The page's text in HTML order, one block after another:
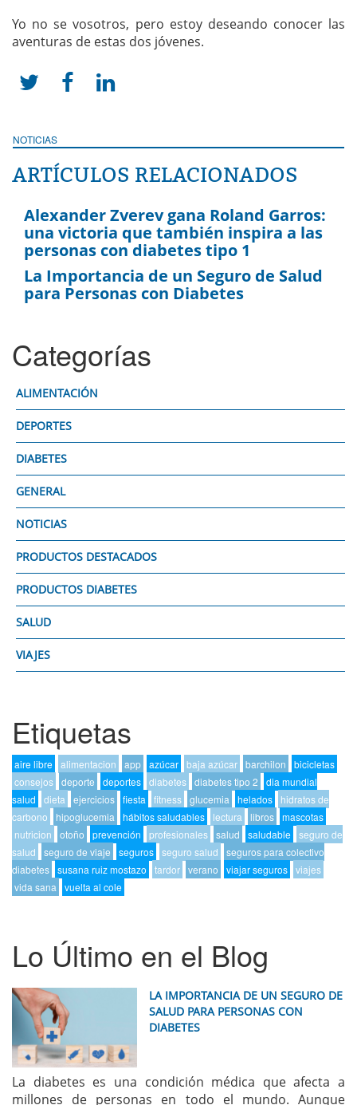
Yo no se vosotros, pero estoy deseando conocer las
aventuras de estas dos jóvenes.
  
NOTICIAS
ARTÍCULOS RELACIONADOS
Alexander Zverev gana Roland Garros:
una victoria que también inspira a las
personas con diabetes tipo 1
La Importancia de un Seguro de Salud
para Personas con Diabetes
Categorías
ALIMENTACIÓN
DEPORTES
DIABETES
GENERAL
NOTICIAS
PRODUCTOS DESTACADOS
PRODUCTOS DIABETES
SALUD
VIAJES
Etiquetas
aire libre alimentacion app azúcar baja azúcar barchilon
bicicletas
consejos deporte deportes diabetes diabetes tipo 2
dia mundial
salud
dieta ejercicios fiesta fitness glucemia helados
hidratos de
carbono
hipoglucemia hábitos saludables lectura libros mascotas
nutricion
otoño prevención profesionales salud saludable seguro de
salud
seguro de viaje seguros seguro salud
seguros para colectivo
diabetes susana ruiz mostazo tardor verano viajar seguros viajes
vida sana
vuelta al cole
Lo Último en el Blog
LA IMPORTANCIA DE UN SEGURO DE
SALUD PARA PERSONAS CON
DIABETES
La diabetes es una condición médica que afecta a
millones de personas en todo el mundo. Aunque